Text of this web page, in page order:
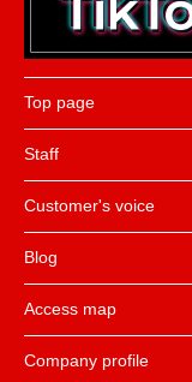
Top page
Staff
Customer's voice
Blog
Access map
Company profile